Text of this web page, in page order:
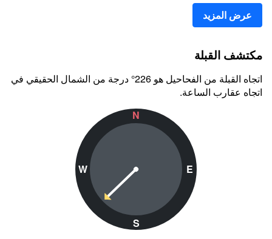
عرض المزيد
مكتشف القبلة
اتجاه القبلة من الفحاحيل هو 226° درجة من الشمال الحقيقي في
اتجاه عقارب الساعة.
N
W
S
E